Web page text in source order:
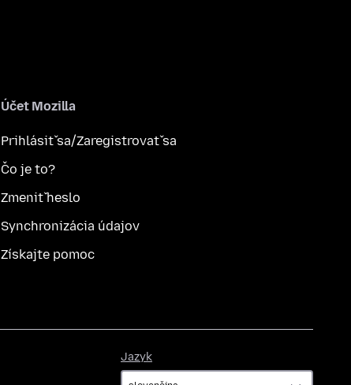
Účet Mozilla
Prihlásiť sa/Zaregistrovať sa
Čo je to?
Zmeniť heslo
Synchronizácia údajov
Získajte pomoc
Jazyk